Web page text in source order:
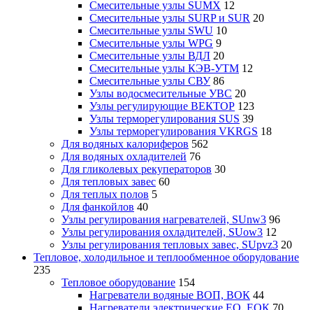
Смесительные узлы SUMX 12
Смесительные узлы SURP и SUR 20
Смесительные узлы SWU 10
Смесительные узлы WPG 9
Смесительные узлы ВДЛ 20
Смесительные узлы КЭВ-УТМ 12
Смесительные узлы СВУ 86
Узлы водосмесительные УВС 20
Узлы регулирующие ВЕКТОР 123
Узлы терморегулирования SUS 39
Узлы терморегулирования VKRGS 18
Для водяных калориферов 562
Для водяных охладителей 76
Для гликолевых рекуператоров 30
Для тепловых завес 60
Для теплых полов 5
Для фанкойлов 40
Узлы регулирования нагревателей, SUnw3 96
Узлы регулирования охладителей, SUow3 12
Узлы регулирования тепловых завес, SUpvz3 20
Тепловое, холодильное и теплообменное оборудование
235
Тепловое оборудование 154
Нагреватели водяные ВОП, ВОК 44
Нагреватели электрические ЕО, ЕОК 70